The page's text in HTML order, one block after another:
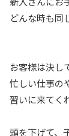
どんな時も同
お客様は決し
忙しい仕事の
習いに来てく
頭を下げて、